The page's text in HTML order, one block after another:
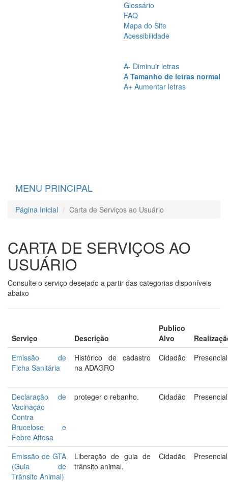
Glossário
FAQ
Mapa do Site
Acessibilidade
A- Diminuir letras
A Tamanho de letras normal
A+ Aumentar letras
MENU PRINCIPAL
Página Inicial Carta de Serviços ao Usuário
CARTA DE SERVIÇOS AO
USUÁRIO
Consulte o serviço desejado a partir das categorias disponíveis
abaixo
Serviço Descrição
Publico
Alvo
Emissão de
Ficha Sanitária
Histórico de cadastro
na ADAGRO
Cidadão Presencial
Declaração de
Vacinação
Contra
Brucelose e
Febre Aftosa
proteger o rebanho. Cidadão Presencial
Emissão de GTA
(Guia de
Trânsito Animal)
Liberação de guia de
trânsito animal.
Cidadão Presencial